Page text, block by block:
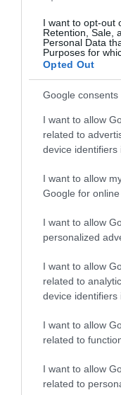
I want to opt-out
Retention, Sale,
Personal Data
Purposes for
Opted Out
Google consents
I want to allow
related to
device identifiers
I want to allow
Google for
I want to allow
personalized
I want to allow
related to
device identifiers
I want to allow
related to
I want to allow
related to
Δεν
Να